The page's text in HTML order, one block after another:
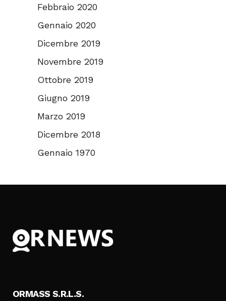
Febbraio 2020
Gennaio 2020
Dicembre 2019
Novembre 2019
Ottobre 2019
Giugno 2019
Marzo 2019
Dicembre 2018
Gennaio 1970
ORMASS S.R.L.S.